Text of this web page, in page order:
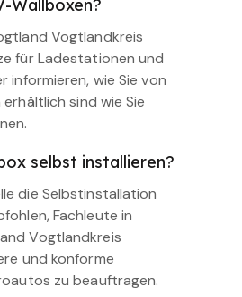
Wallboxen?
Vogtlandkreis
für Ladestationen und
informieren, wie Sie von
sind wie Sie
selbst installieren?
die Selbstinstallation
Fachleute in
Vogtlandkreis
und konforme
zu beauftragen.